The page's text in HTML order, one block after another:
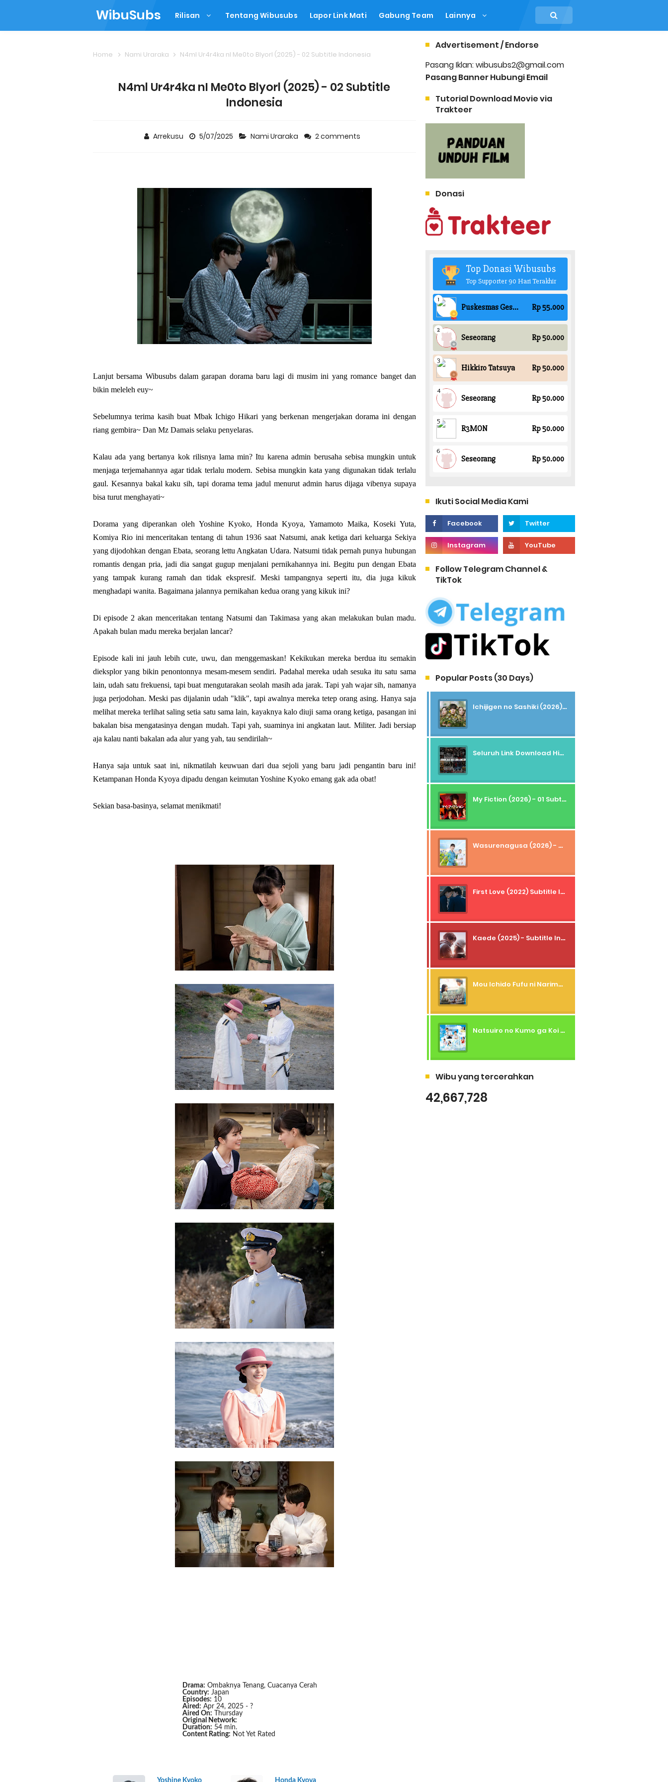
WibuSubs Rilisan Tentang Wibusubs Lapor Link Mati Gabung Team Lainnya
Home Nami Uraraka N4ml Ur4r4ka nI Me0to Blyorl (2025) - 02 Subtitle Indonesia
N4ml Ur4r4ka nI Me0to Blyorl (2025) - 02 Subtitle
Indonesia
Arrekusu 5/07/2025 Nami Uraraka 2 comments
Lanjut bersama Wibusubs dalam garapan dorama baru lagi di musim ini yang romance banget dan
bikin meleleh euy~
Sebelumnya terima kasih buat Mbak Ichigo Hikari yang berkenan mengerjakan dorama ini dengan
riang gembira~ Dan Mz Damais selaku penyelaras.
Kalau ada yang bertanya kok rilisnya lama min? Itu karena admin berusaha sebisa mungkin untuk
menjaga terjemahannya agar tidak terlalu modern. Sebisa mungkin kata yang digunakan tidak terlalu
gaul. Kesannya bakal kaku sih, tapi dorama tema jadul menurut admin harus dijaga vibenya supaya
bisa turut menghayati~
Dorama yang diperankan oleh Yoshine Kyoko, Honda Kyoya, Yamamoto Maika, Koseki Yuta,
Komiya Rio ini menceritakan tentang di tahun 1936 saat Natsumi, anak ketiga dari keluarga Sekiya
yang dijodohkan dengan Ebata, seorang lettu Angkatan Udara. Natsumi tidak pernah punya hubungan
romantis dengan pria, jadi dia sangat gugup menjalani pernikahannya ini. Begitu pun dengan Ebata
yang tampak kurang ramah dan tidak ekspresif. Meski tampangnya seperti itu, dia juga kikuk
menghadapi wanita. Bagaimana jalannya pernikahan kedua orang yang kikuk ini?
Di episode 2 akan menceritakan tentang Natsumi dan Takimasa yang akan melakukan bulan madu.
Apakah bulan madu mereka berjalan lancar?
Episode kali ini jauh lebih cute, uwu, dan menggemaskan! Kekikukan mereka berdua itu semakin
dieksplor yang bikin penontonnya mesam-mesem sendiri. Padahal mereka udah sesuka itu satu sama
lain, udah satu frekuensi, tapi buat mengutarakan seolah masih ada jarak. Tapi yah wajar sih, namanya
juga perjodohan. Meski pas dijalanin udah "klik", tapi awalnya mereka tetep orang asing. Hanya saja
melihat mereka terlihat saling setia satu sama lain, kayaknya kalo diuji sama orang ketiga, pasangan ini
bakalan bisa mengatasinya dengan mudah. Tapi yah, suaminya ini angkatan laut. Militer. Jadi bersiap
aja kalau nanti bakalan ada alur yang yah, tau sendirilah~
Hanya saja untuk saat ini, nikmatilah keuwuan dari dua sejoli yang baru jadi pengantin baru ini!
Ketampanan Honda Kyoya dipadu dengan keimutan Yoshine Kyoko emang gak ada obat!
Sekian basa-basinya, selamat menikmati!
Drama: Ombaknya Tenang, Cuacanya Cerah
Country: Japan
Episodes: 10
Aired: Apr 24, 2025 - ?
Aired On: Thursday
Original Network:
Duration: 54 min.
Content Rating: Not Yet Rated
Advertisement / Endorse
Pasang Iklan: wibusubs2@gmail.com
Pasang Banner Hubungi Email
Tutorial Download Movie via
Trakteer
Donasi
Ikuti Social Media Kami
Follow Telegram Channel &
TikTok
Popular Posts (30 Days)
Ichijigen no Sashiki (2026) - 01 Subtitle Indonesia
Seluruh Link Download High And Low Subtitle Indonesia
My Fiction (2026) - 01 Subtitle Indonesia
Wasurenagusa (2026) - 01+02 Subtitle Indonesia
First Love (2022) Subtitle Indonesia + Tanpa Iklan + Streaming + 1080p
Kaede (2025) - Subtitle Indonesia
Mou Ichido Fufu ni Narimasu ka? (2026) - 01 Subtitle Indonesia
Natsuiro no Kumo ga Koi to Arashi wo Makiokosu (2026) - 01 Subtitle Indonesia
Wibu yang tercerahkan
42,667,728